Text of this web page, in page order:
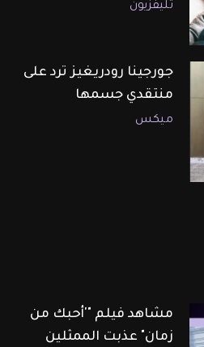
تليفزيون
جورجينا رودريغيز ترد على
منتقدي جسمها
ميكس
مشاهد فيلم "'أحبك من
زمان" عذبت الممثلين